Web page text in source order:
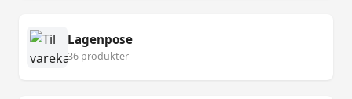
Lagenpose
36 produkter